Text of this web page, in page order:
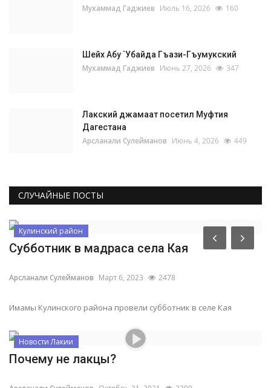
Мухаммад Гаджиев Июль 16, 2026 160
Шейх Абу `Убайда Гъази-Гъумукский
Мухаммад Гаджиев Июнь 27, 2026 347
Лакский джамаат посетил Муфтия
Дагестана
Арсланали Сулейманов Июнь 4, 2026 449
СЛУЧАЙНЫЕ ПОСТЫ
Кулинский район
Субботник в мадраса села Кая
Арсланали Сулейманов Март 6, 2023 2478
Имамы Кулинского района провели субботник в селе Кая
Новости Лакии
Почему не лакцы?